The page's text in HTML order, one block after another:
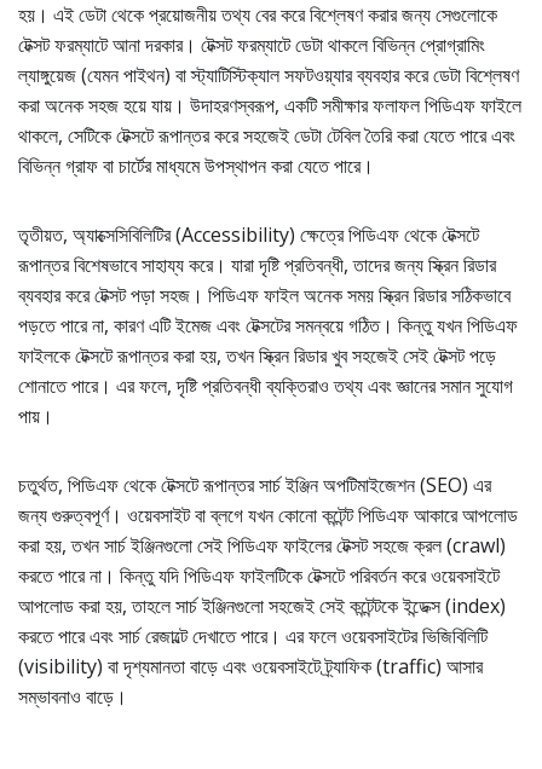
হয়। এই ডেটা থেকে প্রয়োজনীয় তথ্য বের করে বিশ্লেষণ করার জন্য সেগুলোকে
টেক্সট ফরম্যাটে আনা দরকার। টেক্সট ফরম্যাটে ডেটা থাকলে বিভিন্ন প্রোগ্রামিং
ল্যাঙ্গুয়েজ (যেমন পাইথন) বা স্ট্যাটিস্টিক্যাল সফটওয়্যার ব্যবহার করে ডেটা বিশ্লেষণ
করা অনেক সহজ হয়ে যায়। উদাহরণস্বরূপ, একটি সমীক্ষার ফলাফল পিডিএফ ফাইলে
থাকলে, সেটিকে টেক্সটে রূপান্তর করে সহজেই ডেটা টেবিল তৈরি করা যেতে পারে এবং
বিভিন্ন গ্রাফ বা চার্টের মাধ্যমে উপস্থাপন করা যেতে পারে।
তৃতীয়ত, অ্যাক্সেসিবিলিটির (Accessibility) ক্ষেত্রে পিডিএফ থেকে টেক্সটে
রূপান্তর বিশেষভাবে সাহায্য করে। যারা দৃষ্টি প্রতিবন্ধী, তাদের জন্য স্ক্রিন রিডার
ব্যবহার করে টেক্সট পড়া সহজ। পিডিএফ ফাইল অনেক সময় স্ক্রিন রিডার সঠিকভাবে
পড়তে পারে না, কারণ এটি ইমেজ এবং টেক্সটের সমন্বয়ে গঠিত। কিন্তু যখন পিডিএফ
ফাইলকে টেক্সটে রূপান্তর করা হয়, তখন স্ক্রিন রিডার খুব সহজেই সেই টেক্সট পড়ে
শোনাতে পারে। এর ফলে, দৃষ্টি প্রতিবন্ধী ব্যক্তিরাও তথ্য এবং জ্ঞানের সমান সুযোগ
পায়।
চতুর্থত, পিডিএফ থেকে টেক্সটে রূপান্তর সার্চ ইঞ্জিন অপটিমাইজেশন (SEO) এর
জন্য গুরুত্বপূর্ণ। ওয়েবসাইট বা ব্লগে যখন কোনো কন্টেন্ট পিডিএফ আকারে আপলোড
করা হয়, তখন সার্চ ইঞ্জিনগুলো সেই পিডিএফ ফাইলের টেক্সট সহজে ক্রল (crawl)
করতে পারে না। কিন্তু যদি পিডিএফ ফাইলটিকে টেক্সটে পরিবর্তন করে ওয়েবসাইটে
আপলোড করা হয়, তাহলে সার্চ ইঞ্জিনগুলো সহজেই সেই কন্টেন্টকে ইন্ডেক্স (index)
করতে পারে এবং সার্চ রেজাল্টে দেখাতে পারে। এর ফলে ওয়েবসাইটের ভিজিবিলিটি
(visibility) বা দৃশ্যমানতা বাড়ে এবং ওয়েবসাইটে ট্র্যাফিক (traffic) আসার
সম্ভাবনাও বাড়ে।